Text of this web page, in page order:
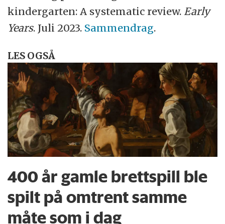
kindergarten: A systematic review. Early
Years. Juli 2023. Sammendrag.
LES OGSÅ
400 år gamle brettspill ble
spilt på omtrent samme
måte som i dag